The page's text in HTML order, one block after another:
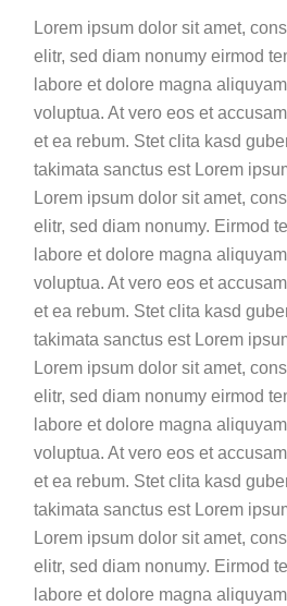
Lorem ipsum dolor sit amet,
elitr, sed diam nonumy eirmod
labore et dolore magna
voluptua. At vero eos et
et ea rebum. Stet clita kasd
takimata sanctus est Lorem
Lorem ipsum dolor sit amet,
elitr, sed diam nonumy. Eirmod
labore et dolore magna
voluptua. At vero eos et
et ea rebum. Stet clita kasd
takimata sanctus est Lorem
Lorem ipsum dolor sit amet,
elitr, sed diam nonumy eirmod
labore et dolore magna
voluptua. At vero eos et
et ea rebum. Stet clita kasd
takimata sanctus est Lorem
Lorem ipsum dolor sit amet,
elitr, sed diam nonumy. Eirmod
labore et dolore magna